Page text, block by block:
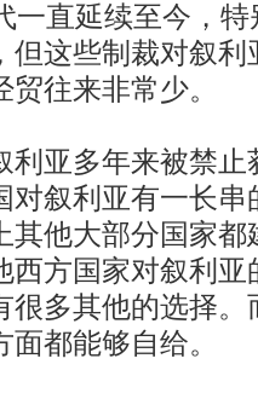
一直延续至今，
但这些制裁对叙
往来非常少。
亚多年来被禁止
对叙利亚有一长串
其他大部分国家都
西方国家对叙利
很多其他的选择
都能够自给。